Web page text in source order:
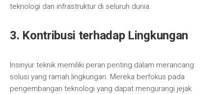
teknologi dan infrastruktur di seluruh dunia.
3. Kontribusi terhadap Lingkungan
Insinyur teknik memiliki peran penting dalam merancang
solusi yang ramah lingkungan. Mereka berfokus pada
pengembangan teknologi yang dapat mengurangi jejak